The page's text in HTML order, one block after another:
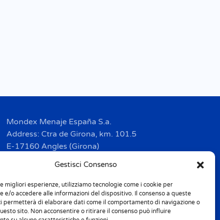
Gestisci Consenso
migliori esperienze, utilizziamo tecnologie come i cookie per
e/o accedere alle informazioni del dispositivo. Il consenso a queste
permetterà di elaborare dati come il comportamento di navigazione o
sito. Non acconsentire o ritirare il consenso può influire
Mondex Menaje España S.a.
Address: Ctra de Girona, km. 101.5
E-17160 Angles (Girona)
info.spain@m-home.com